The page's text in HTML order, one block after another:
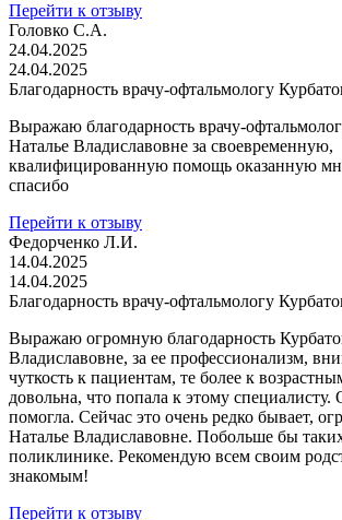
Перейти к отзыву
Головко С.А.
24.04.2025
24.04.2025
Благодарность врачу-офтальмологу
Выражаю благодарность врачу-
Наталье Владиславовне за своевременную,
квалифицированную помощь оказанную
спасибо
Перейти к отзыву
Федорченко Л.И.
14.04.2025
14.04.2025
Благодарность врачу-офтальмологу
Выражаю огромную благодарность
Владиславовне, за ее профессионализм,
чуткость к пациентам, те более к
довольна, что попала к этому специалисту.
помогла. Сейчас это очень редко бывает,
Наталье Владиславовне. Побольше бы
поликлинике. Рекомендую всем своим
знакомым!
Перейти к отзыву